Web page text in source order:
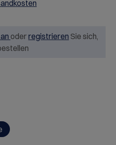
oderregistrieren Sie sich,